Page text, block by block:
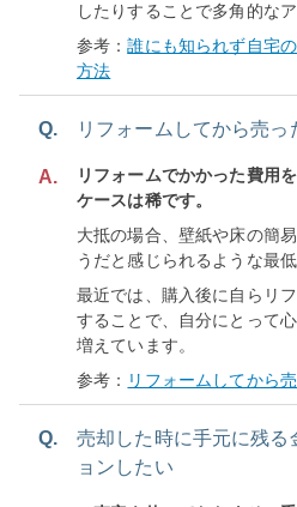
したりすることで多角的な
参考：誰にも知られず自宅
方法
Q. リフォームしてから売っ
A.
リフォームでかかった費用
ケースは稀です。
大抵の場合、壁紙や床の簡
うだと感じられるような最
最近では、購入後に自らリ
することで、自分にとって
増えています。
参考： リフォームしてから
Q.
売却した時に手元に残る
ョンしたい